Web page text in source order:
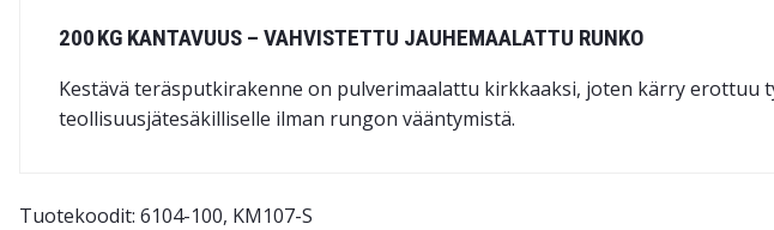
200 KG KANTAVUUS – VAHVISTETTU JAUHEMAALATTU RUNKO
Kestävä teräsputki­rakenne on pulverimaalattu kirkkaaksi, joten kärry erottuu
teollisuus­jätesäkilliselle ilman rungon vääntymistä.
Tuotekoodit: 6104-100, KM107-S